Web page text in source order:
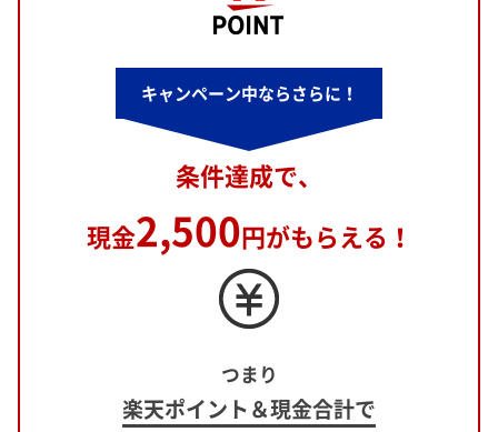
キャンペーン中ならさらに！
条件達成で、
現金2,500円がもらえる！
つまり
楽天ポイント＆現金合計で